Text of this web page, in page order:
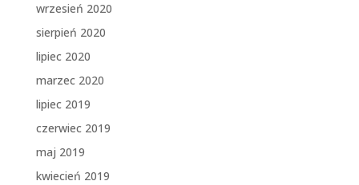
wrzesień 2020
sierpień 2020
lipiec 2020
marzec 2020
lipiec 2019
czerwiec 2019
maj 2019
kwiecień 2019